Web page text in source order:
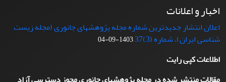
اخبار و اعلانات
اعلان انتشار جدیدترین شماره مجله پژوهشهای جانوری (مجله زیست
شناسی ایران)، شماره (3)37
1403-09-04
اطلاعات کپی رایت